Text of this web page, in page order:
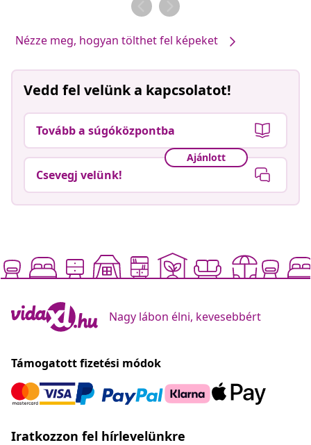
Nézze meg, hogyan tölthet fel képeket
Vedd fel velünk a kapcsolatot!
Tovább a súgóközpontba
Ajánlott
Csevegj velünk!
Nagy lábon élni, kevesebbért
Támogatott fizetési módok
Iratkozzon fel hírlevelünkre